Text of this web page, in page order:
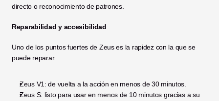
directo o reconocimiento de patrones.
Reparabilidad y accesibilidad
Uno de los puntos fuertes de Zeus es la rapidez con la que se
puede reparar.
Zeus V1: de vuelta a la acción en menos de 30 minutos.
Zeus S: listo para usar en menos de 10 minutos gracias a su